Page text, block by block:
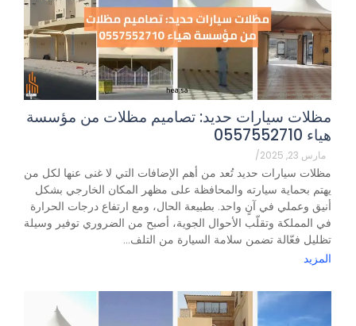
مظلات سيارات حديد: تصاميم مظلات من مؤسسة
هياء 0557552710
مارس 23, 2025 /
مظلات سيارات حديد تُعد من أهم الإضافات التي لا غنى عنها لكل من
يهتم بحماية سيارته والمحافظة على مظهر المكان الخارجي بشكل
أنيق وعملي في آنٍ واحد. بطبيعة الحال، ومع ارتفاع درجات الحرارة
في المملكة وتقلّب الأحوال الجوية، أصبح من الضروري توفير وسيلة
تظليل فعّالة تضمن سلامة السيارة من التلف...
المزيد